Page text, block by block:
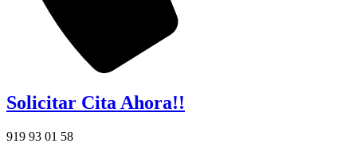
Solicitar Cita Ahora!!
919 93 01 58